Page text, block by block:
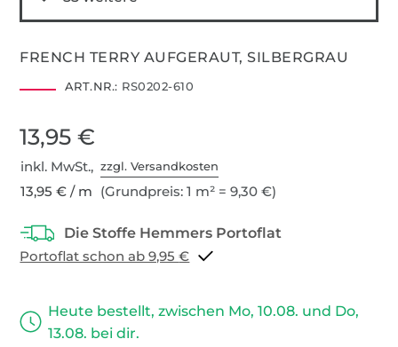
FRENCH TERRY AUFGERAUT, SILBERGRAU
ART.NR.: RS0202-610
13,95 €
inkl. MwSt.,zzgl. Versandkosten
13,95 € / m (Grundpreis: 1 m² = 9,30 €)
Portoflat schon ab 9,95 €
Heute bestellt, zwischen Mo, 10.08. und Do,
13.08. bei dir.